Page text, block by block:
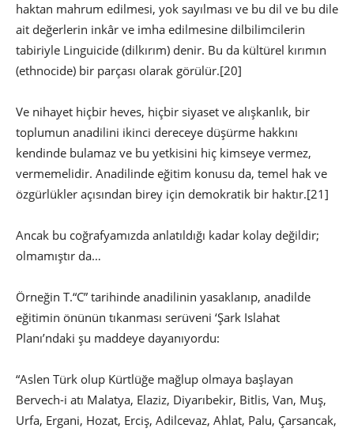
haktan mahrum edilmesi, yok sayılması ve bu dil ve bu dile
ait değerlerin inkâr ve imha edilmesine dilbilimcilerin
tabiriyle Linguicide (dilkırım) denir. Bu da kültürel kırımın
(ethnocide) bir parçası olarak görülür.[20]
Ve nihayet hiçbir heves, hiçbir siyaset ve alışkanlık, bir
toplumun anadilini ikinci dereceye düşürme hakkını
kendinde bulamaz ve bu yetkisini hiç kimseye vermez,
vermemelidir. Anadilinde eğitim konusu da, temel hak ve
özgürlükler açısından birey için demokratik bir haktır.[21]
Ancak bu coğrafyamızda anlatıldığı kadar kolay değildir;
olmamıştır da…
Örneğin T.“C” tarihinde anadilinin yasaklanıp, anadilde
eğitimin önünün tıkanması serüveni ‘Şark Islahat
Planı’ndaki şu maddeye dayanıyordu:
“Aslen Türk olup Kürtlüğe mağlup olmaya başlayan
Bervech-i atı Malatya, Elaziz, Diyarıbekir, Bitlis, Van, Muş,
Urfa, Ergani, Hozat, Erciş, Adilcevaz, Ahlat, Palu, Çarsancak,